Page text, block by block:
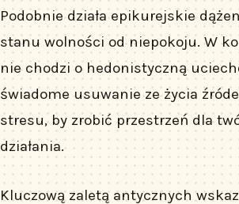
Podobnie działa epikurejskie
stanu wolności od niepokoju. W
nie chodzi o hedonistyczną
świadome usuwanie ze życia
stresu, by zrobić przestrzeń dla
działania.
Kluczową zaletą antycznych